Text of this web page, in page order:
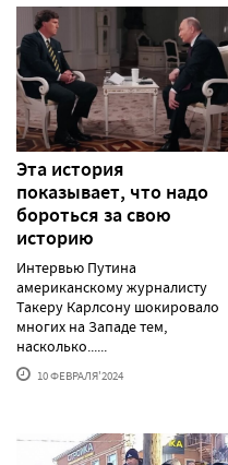
Эта история
показывает, что надо
бороться за свою
историю
Интервью Путина
американскому журналисту
Такеру Карлсону шокировало
многих на Западе тем,
насколько......
10 ФЕВРАЛЯ'2024